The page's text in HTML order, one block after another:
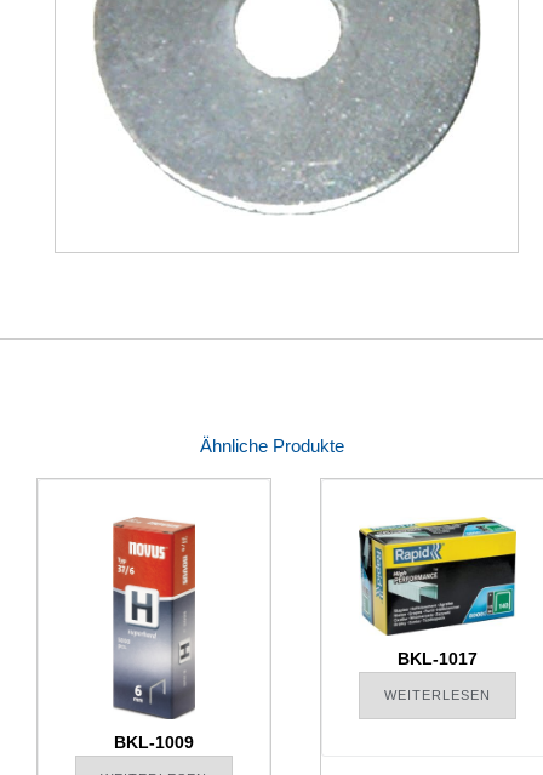
Ähnliche Produkte
BKL-1009
BKL-1017
WEITERLESEN